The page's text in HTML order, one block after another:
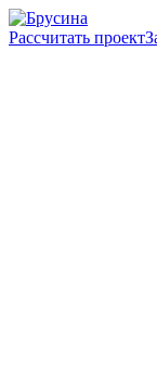
Рассчитать проект